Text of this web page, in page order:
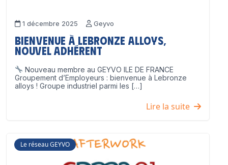
1 décembre 2025 Geyvo
Bienvenue à Lebronze Alloys,
nouvel adhérent
Nouveau membre au GEYVO ILE DE FRANCE
Groupement d’Employeurs : bienvenue à Lebronze
alloys ! Groupe industriel parmi les […]
Lire la suite
Le réseau GEYVO